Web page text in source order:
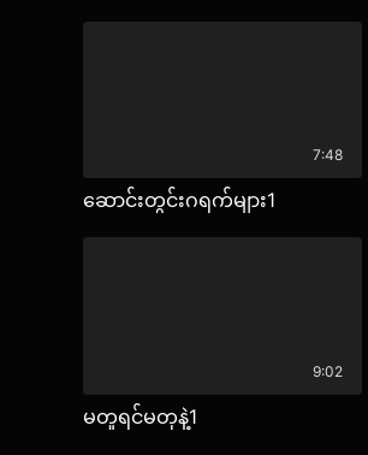
7:48
ဆောင်းတွင်းဂရက်များ1
9:02
မတူရင်မတုနဲ့1